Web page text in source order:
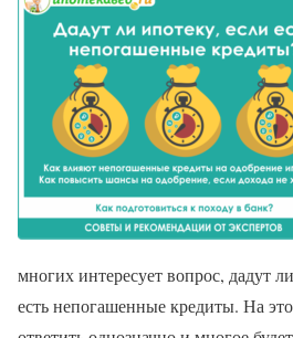
многих интересует вопрос, дадут
есть непогашенные кредиты. На